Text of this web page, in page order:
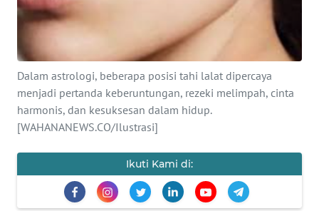
Dalam astrologi, beberapa posisi tahi lalat dipercaya
menjadi pertanda keberuntungan, rezeki melimpah, cinta
harmonis, dan kesuksesan dalam hidup.
[WAHANANEWS.CO/Ilustrasi]
Ikuti Kami di:
INTERNASIONAL
PENDIDIKAN
OLAHRAGA
EDITORIAL